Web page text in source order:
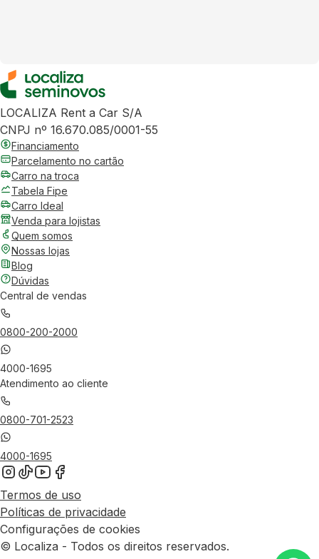
LOCALIZA Rent a Car S/A
CNPJ nº 16.670.085/0001-55
Financiamento
Parcelamento no cartão
Carro na troca
Tabela Fipe
Carro Ideal
Venda para lojistas
Quem somos
Nossas lojas
Blog
Dúvidas
Central de vendas
0800-200-2000
4000-1695
Atendimento ao cliente
0800-701-2523
4000-1695
Termos de uso
Políticas de privacidade
Configurações de cookies
© Localiza - Todos os direitos reservados.